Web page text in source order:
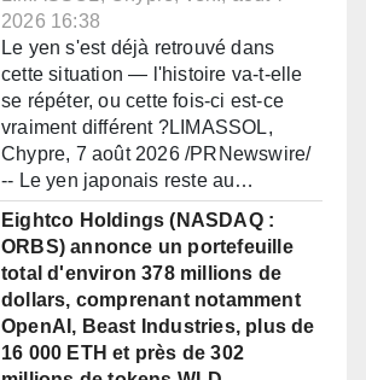
2026 16:38
Le yen s'est déjà retrouvé dans
cette situation — l'histoire va-t-elle
se répéter, ou cette fois-ci est-ce
vraiment différent ?LIMASSOL,
Chypre, 7 août 2026 /PRNewswire/
-- Le yen japonais reste au…
Eightco Holdings (NASDAQ :
ORBS) annonce un portefeuille
total d'environ 378 millions de
dollars, comprenant notamment
OpenAI, Beast Industries, plus de
16 000 ETH et près de 302